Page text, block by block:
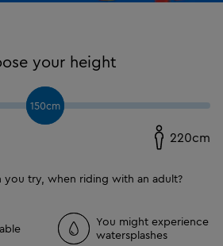
your height
150cm
220cm
you try, when riding with an adult?
You might experience
watersplashes